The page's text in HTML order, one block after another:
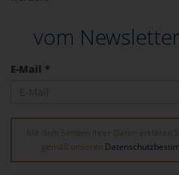
vom
E-Mail *
Mit dem Senden Ihrer Daten erklären
gemäß unseren